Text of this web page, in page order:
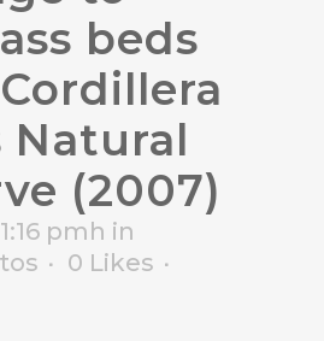
beds
Natural
(2007)
pmh in
0 Likes